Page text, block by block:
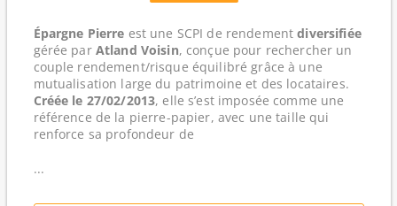
Épargne Pierre est une SCPI de rendement diversifiée
gérée par Atland Voisin, conçue pour rechercher un
couple rendement/risque équilibré grâce à une
mutualisation large du patrimoine et des locataires.
Créée le 27/02/2013, elle s’est imposée comme une
référence de la pierre-papier, avec une taille qui
renforce sa profondeur de
...